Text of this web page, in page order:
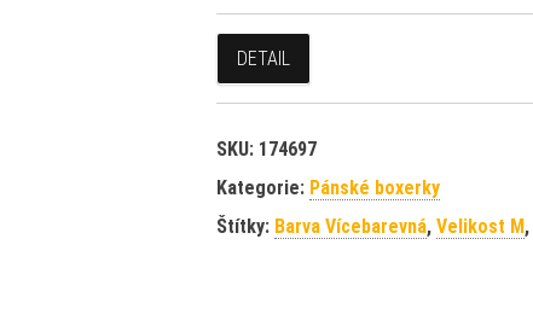
DETAIL
SKU: 174697
Kategorie: Pánské boxerky
Štítky: Barva Vícebarevná, Velikost M,